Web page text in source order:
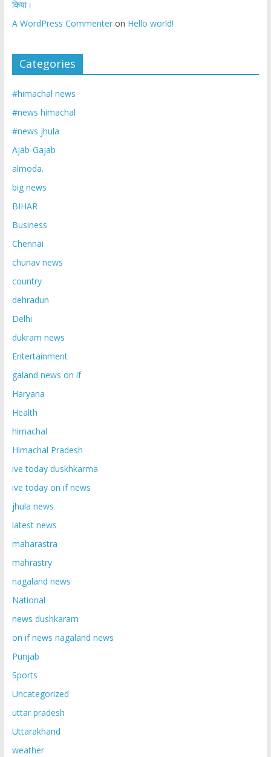
किया।
A WordPress Commenteron Hello world!
Categories
#himachal news
#news himachal
#news jhula
Ajab-Gajab
almoda.
big news
BIHAR
Business
Chennai
chunav news
country
dehradun
Delhi
dukram news
Entertainment
galand news on if
Haryana
Health
himachal
Himachal Pradesh
ive today duskhkarma
ive today on if news
jhula news
latest news
maharastra
mahrastry
nagaland news
National
news dushkaram
on if news nagaland news
Punjab
Sports
Uncategorized
uttar pradesh
Uttarakhand
weather